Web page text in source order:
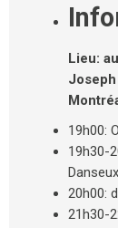
Lieu:
Joseph
19h00:
19h30-
Danseux
20h00:
21h30-